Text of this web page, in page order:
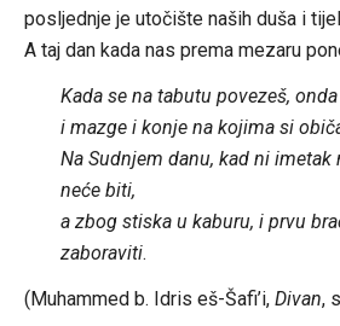
posljednje je utočište naših duša i
A taj dan kada nas prema mezaru
Kada se na tabutu povezeš,
i mazge i konje na kojima si
Na Sudnjem danu, kad ni
neće biti,
a zbog stiska u kaburu, i prvu
zaboraviti.
(Muhammed b. Idris eš-Šafi’i, Divan,